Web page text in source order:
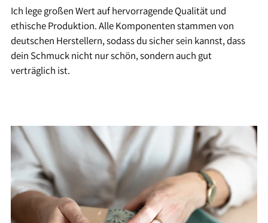
Ich lege großen Wert auf hervorragende Qualität und
ethische Produktion. Alle Komponenten stammen von
deutschen Herstellern, sodass du sicher sein kannst, dass
dein Schmuck nicht nur schön, sondern auch gut
verträglich ist.